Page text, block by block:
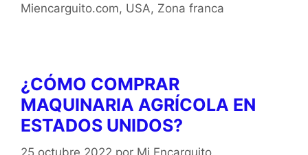
Miencarguito.com, USA, Zona franca
¿CÓMO COMPRAR
MAQUINARIA AGRÍCOLA EN
ESTADOS UNIDOS?
25 octubre 2022 por Mi Encarguito